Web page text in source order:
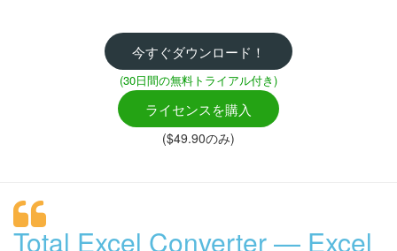
今すぐダウンロード！
(30日間の無料トライアル付き)
ライセンスを購入
($49.90のみ)
Total Excel Converter — Excel